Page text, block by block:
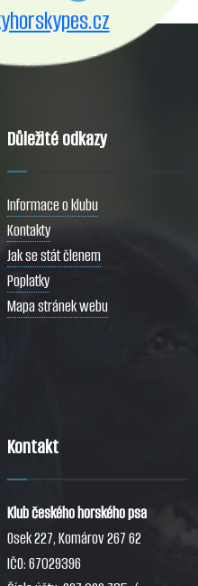
Důležité odkazy
Informace o klubu
Kontakty
Jak se stát členem
Poplatky
Mapa stránek webu
Kontakt
Klub českého horského psa
Osek 227, Komárov 267 62
IČO: 67029396